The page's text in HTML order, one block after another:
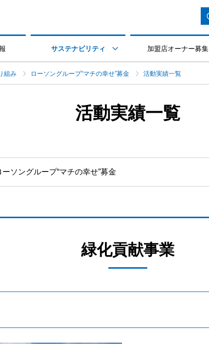
サステナビリティ  加盟店オーナー募集
組み ローソングループ“マチの幸せ”募金 活動実績一覧
活動実績一覧
緑化貢献事業